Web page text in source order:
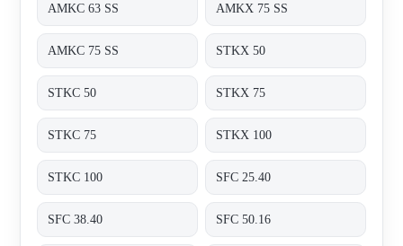
AMKC 63 SS AMKX 75 SS
AMKC 75 SS STKX 50
STKC 50 STKX 75
STKC 75 STKX 100
STKC 100 SFC 25.40
SFC 38.40 SFC 50.16